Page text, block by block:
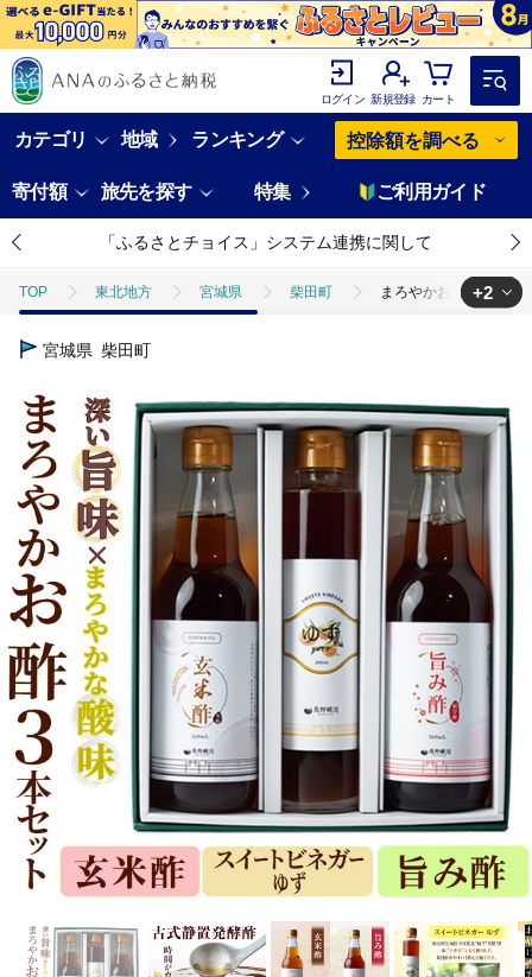
ログイン 新規登録 カート
カテゴリ 地域 ランキング 控除額を調べる
寄付額 旅先を探す 特集 ご利用ガイド
「ふるさとチョイス」システム連携に関して
TOP 東北地方 宮城県 柴田町 まろやかお酢セット3
TOP
+2
宮城県 柴田町